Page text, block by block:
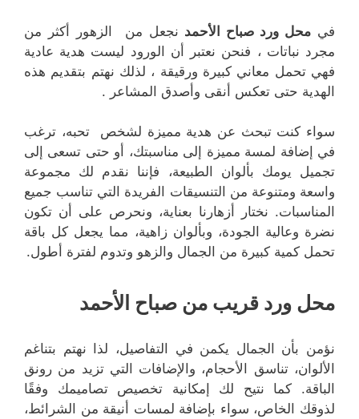
في محل ورد صباح الأحمد نجعل من الزهور أكثر من
مجرد نباتات ، فنحن نعتبر أن الورود ليست هدية عادية
فهي تحمل معاني كبيرة ورقيقة ، لذلك نهتم بتقديم هذه
الهدية حتى تعكس أنقى وأصدق المشاعر .
سواء كنت تبحث عن هدية مميزة لشخص تحبه، ترغب
في إضافة لمسة مميزة إلى مناسبتك، أو حتى تسعى إلى
تجميل يومك بألوان الطبيعة، فإننا نقدم لك مجموعة
واسعة ومتنوعة من التنسيقات الفريدة التي تناسب جميع
المناسبات. نختار أزهارنا بعناية، ونحرص على أن تكون
نضرة وعالية الجودة، وبألوان زاهية، مما يجعل كل باقة
تحمل كمية كبيرة من الجمال والزهو وتدوم لفترة أطول.
محل ورد قريب من صباح الأحمد
نؤمن بأن الجمال يكمن في التفاصيل، لذا نهتم بتناغم
الألوان، تناسق الأحجام، والإضافات التي تزيد من رونق
الباقة. كما نتيح لك إمكانية تخصيص تصاميمك وفقًا
لذوقك الخاص، سواء بإضافة لمسات أنيقة من الشرائط،